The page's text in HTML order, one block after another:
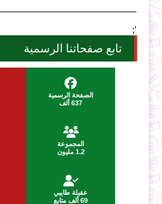
';
تابع صفحاتنا الرسمية
الصفحة الرسمية
637 ألف
المجموعة
1.2 مليون
عقيلة طايبي
69 ألف متابع